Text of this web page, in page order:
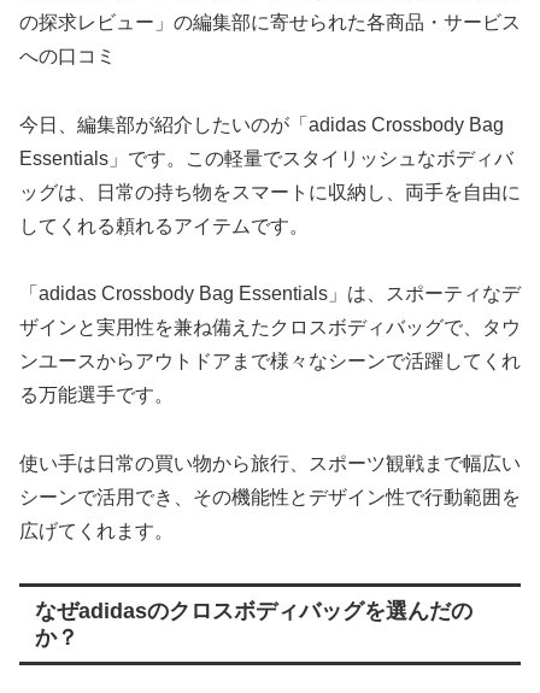
の探求レビュー」の編集部に寄せられた各商品・サービス
への口コミ
今日、編集部が紹介したいのが「adidas Crossbody Bag
Essentials」です。この軽量でスタイリッシュなボディバ
ッグは、日常の持ち物をスマートに収納し、両手を自由に
してくれる頼れるアイテムです。
「adidas Crossbody Bag Essentials」は、スポーティなデ
ザインと実用性を兼ね備えたクロスボディバッグで、タウ
ンユースからアウトドアまで様々なシーンで活躍してくれ
る万能選手です。
使い手は日常の買い物から旅行、スポーツ観戦まで幅広い
シーンで活用でき、その機能性とデザイン性で行動範囲を
広げてくれます。
なぜadidasのクロスボディバッグを選んだの
か？